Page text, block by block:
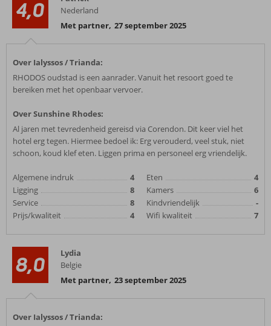
4,0
Nederland
Met partner, 27 september 2025
Over Ialyssos / Trianda:
RHODOS oudstad is een aanrader. Vanuit het resoort goed te
bereiken met het openbaar vervoer.
Over Sunshine Rhodes:
Al jaren met tevredenheid gereisd via Corendon. Dit keer viel het
hotel erg tegen. Hiermee bedoel ik: Erg verouderd, veel stuk, niet
schoon, koud klef eten. Liggen prima en personeel erg vriendelijk.
Algemene indruk
4
Ligging
8
Service
8
Prijs/kwaliteit
4
Eten
4
Kamers
6
Kindvriendelijk
-
Wifi kwaliteit
7
8,0
Lydia
Belgie
Met partner, 23 september 2025
Over Ialyssos / Trianda: